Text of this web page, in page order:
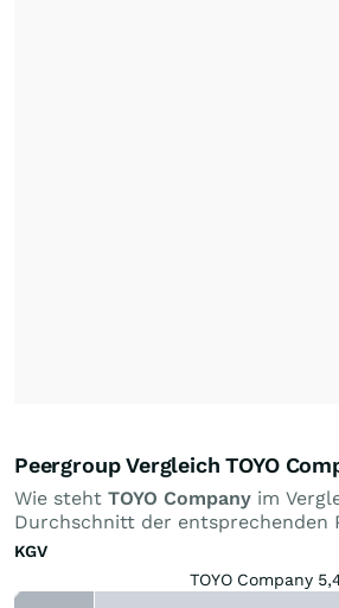
Peergroup Vergleich TOYO
Wie steht TOYO Company im
Durchschnitt der entsprechenden
KGV
TOYO Company